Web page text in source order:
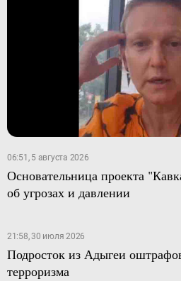
06:51, 5 августа 2026
Основательница проекта
об угрозах и давлении
21:58, 30 июля 2026
Подросток из Адыгеи
терроризма